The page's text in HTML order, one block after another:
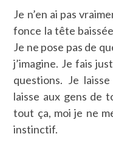
Je n’en ai pas
fonce la tête
Je ne pose pas de
j’imagine. Je fais
questions. Je
laisse aux gens de
tout ça, moi je ne
instinctif.